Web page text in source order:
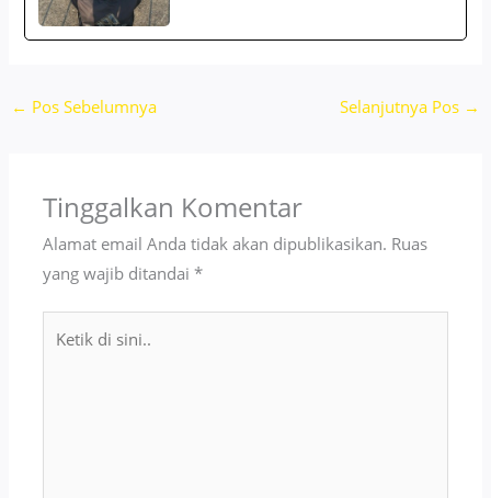
← Pos Sebelumnya Selanjutnya Pos →
Tinggalkan Komentar
Alamat email Anda tidak akan dipublikasikan. Ruas
yang wajib ditandai*